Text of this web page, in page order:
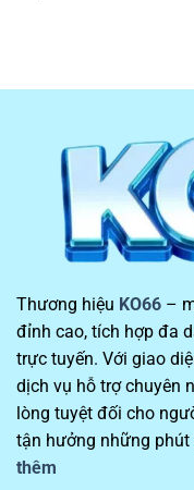
Thương hiệu KO66 –
đỉnh cao, tích hợp đa
trực tuyến. Với giao
dịch vụ hỗ trợ chuyên
lòng tuyệt đối cho
tận hưởng những
thêm